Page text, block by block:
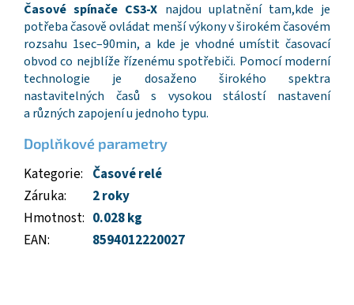
Časové spínače CS3-X najdou uplatnění tam,kde je
potřeba časově ovládat menší výkony v širokém časovém
rozsahu 1sec–90min, a kde je vhodné umístit časovací
obvod co nejblíže řízenému spotřebiči. Pomocí moderní
technologie je dosaženo širokého spektra
nastavitelných časů s vysokou stálostí nastavení
a různých zapojení u jednoho typu.
Doplňkové parametry
Kategorie: Časové relé
Záruka:
2 roky
Hmotnost: 0.028 kg
EAN: 8594012220027